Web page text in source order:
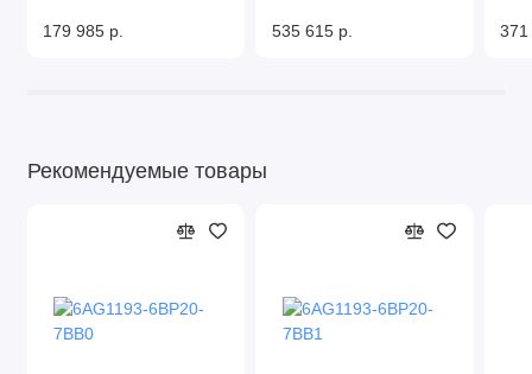
179 985 р. 535 615 р. 371
Рекомендуемые товары